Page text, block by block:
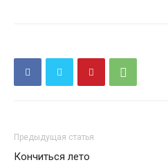
Предыдущая статья
Кончиться лето